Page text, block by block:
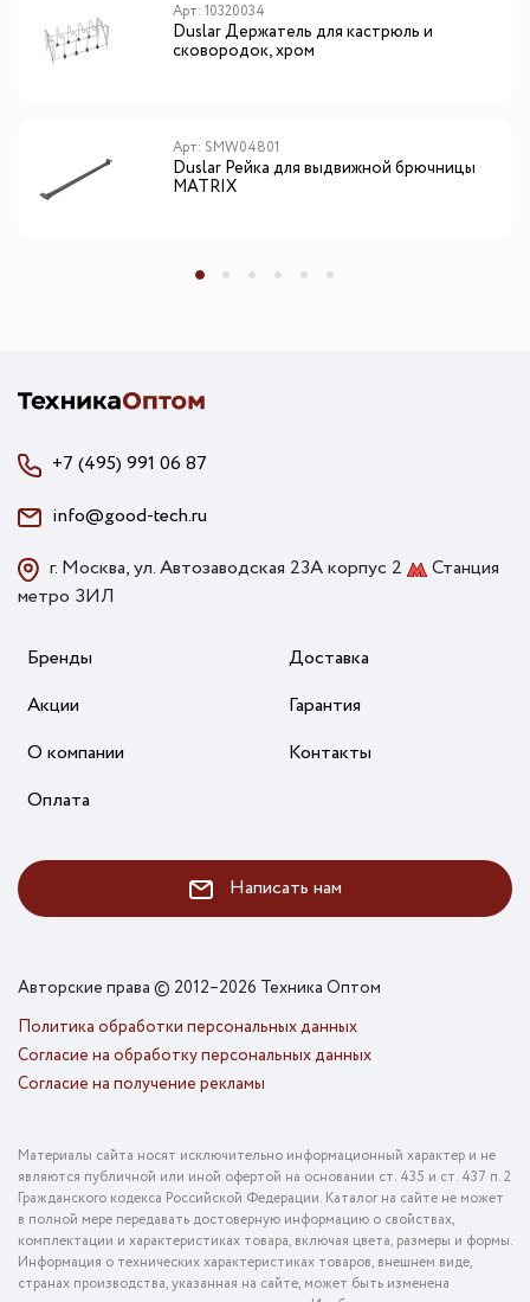
Арт: 10320034
Duslar Держатель для кастрюль и
сковородок, хром
Арт: SMW04801
Duslar Рейка для выдвижной брючницы
MATRIX
+7 (495) 991 06 87
info@good-tech.ru
г. Москва, ул. Автозаводская 23А корпус 2
Станция
метро ЗИЛ
Бренды
Акции
О компании
Оплата
Доставка
Гарантия
Контакты
Написать нам
Авторские права © 2012–2026 Техника Оптом
Политика обработки персональных данных
Согласие на обработку персональных данных
Согласие на получение рекламы
Материалы сайта носят исключительно информационный характер и не
являются публичной или иной офертой на основании ст. 435 и ст. 437 п. 2
Гражданского кодекса Российской Федерации. Каталог на сайте не может
в полной мере передавать достоверную информацию о свойствах,
комплектации и характеристиках товара, включая цвета, размеры и формы.
Информация о технических характеристиках товаров, внешнем виде,
странах производства, указанная на сайте, может быть изменена